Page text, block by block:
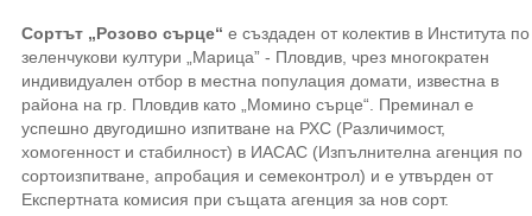
Сортът „Розово сърце“ е създаден от колектив в Института по
зеленчукови култури „Марица” - Пловдив, чрез многократен
индивидуален отбор в местна популация домати, известна в
района на гр. Пловдив като „Момино сърце“. Преминал е
успешно двугодишно изпитване на РХС (Различимост,
хомогенност и стабилност) в ИАСАС (Изпълнителна агенция по
сортоизпитване, апробация и семеконтрол) и е утвърден от
Експертната комисия при същата агенция за нов сорт.